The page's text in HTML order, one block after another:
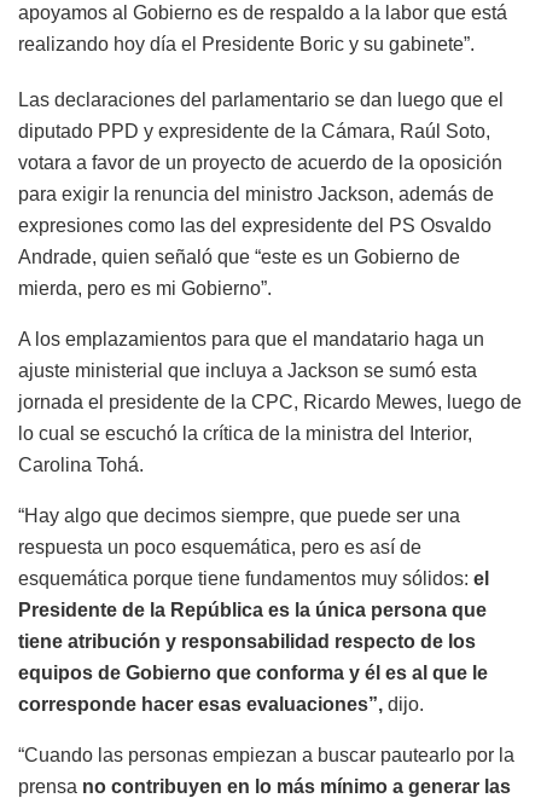
apoyamos al Gobierno es de respaldo a la labor que está
realizando hoy día el Presidente Boric y su gabinete”.
Las declaraciones del parlamentario se dan luego que el
diputado PPD y expresidente de la Cámara, Raúl Soto,
votara a favor de un proyecto de acuerdo de la oposición
para exigir la renuncia del ministro Jackson, además de
expresiones como las del expresidente del PS Osvaldo
Andrade, quien señaló que “este es un Gobierno de
mierda, pero es mi Gobierno”.
A los emplazamientos para que el mandatario haga un
ajuste ministerial que incluya a Jackson se sumó esta
jornada el presidente de la CPC, Ricardo Mewes, luego de
lo cual se escuchó la crítica de la ministra del Interior,
Carolina Tohá.
“Hay algo que decimos siempre, que puede ser una
respuesta un poco esquemática, pero es así de
esquemática porque tiene fundamentos muy sólidos: el
Presidente de la República es la única persona que
tiene atribución y responsabilidad respecto de los
equipos de Gobierno que conforma y él es al que le
corresponde hacer esas evaluaciones”, dijo.
“Cuando las personas empiezan a buscar pautearlo por la
prensa no contribuyen en lo más mínimo a generar las